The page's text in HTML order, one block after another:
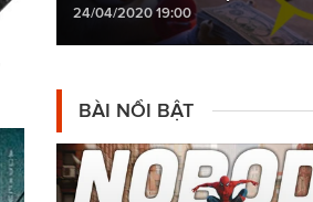
24/04/2020 19:00
BÀI NỔI BẬT